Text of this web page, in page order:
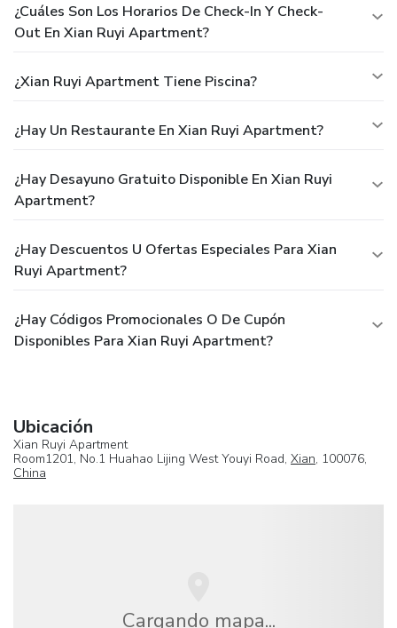
¿Cuáles Son Los Horarios De Check-In Y Check-
Out En Xian Ruyi Apartment?
¿Xian Ruyi Apartment Tiene Piscina?
¿Hay Un Restaurante En Xian Ruyi Apartment?
¿Hay Desayuno Gratuito Disponible En Xian Ruyi
Apartment?
¿Hay Descuentos U Ofertas Especiales Para Xian
Ruyi Apartment?
¿Hay Códigos Promocionales O De Cupón
Disponibles Para Xian Ruyi Apartment?
Ubicación
Xian Ruyi Apartment
Room1201, No.1 Huahao Lijing West Youyi Road, Xian, 100076,
China
Cargando mapa...